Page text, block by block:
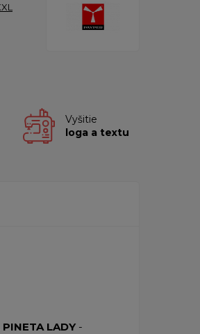
Vyšitie
loga a textu
PINETA LADY -